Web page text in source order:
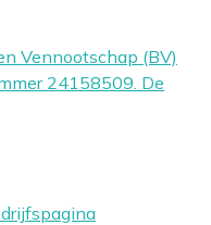
Vennootschap (BV)
24158509. De